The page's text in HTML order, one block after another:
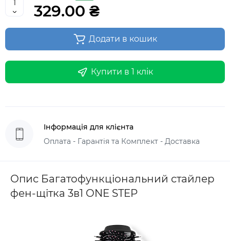
329.00 ₴
Додати в кошик
Купити в 1 клік
Інформація для клієнта
Оплата - Гарантія та Комплект - Доставка
Опис Багатофункціональний стайлер
фен-щітка 3в1 ONE STEP